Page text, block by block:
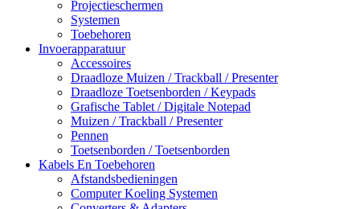
Projectieschermen
Systemen
Toebehoren
Invoerapparatuur
Accessoires
Draadloze Muizen / Trackball / Presenter
Draadloze Toetsenborden / Keypads
Grafische Tablet / Digitale Notepad
Muizen / Trackball / Presenter
Pennen
Toetsenborden / Toetsenborden
Kabels En Toebehoren
Afstandsbedieningen
Computer Koeling Systemen